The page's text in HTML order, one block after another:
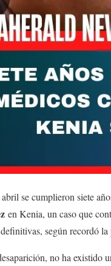
se cumplieron siete
en Kenia, un caso que
según recordó la
no ha existido